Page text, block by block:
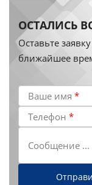
ОСТАЛИСЬ
Оставьте
ближайшее
Ваше имя *
Телефон *
Сообщение ...